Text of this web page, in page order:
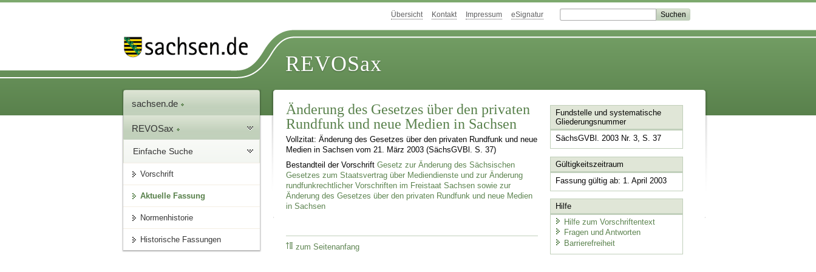
Übersicht Kontakt Impressum eSignatur
REVOSax
sachsen.de
REVOSax
Einfache Suche
Vorschrift
Aktuelle Fassung
Normenhistorie
Historische Fassungen
Änderung des Gesetzes über den privaten
Rundfunk und neue Medien in Sachsen
Vollzitat: Änderung des Gesetzes über den privaten Rundfunk und neue
Medien in Sachsen vom 21. März 2003 (SächsGVBl. S. 37)
Bestandteil der VorschriftGesetz zur Änderung des Sächsischen
Gesetzes zum Staatsvertrag über Mediendienste und zur Änderung
rundfunkrechtlicher Vorschriften im Freistaat Sachsen sowie zur
Änderung des Gesetzes über den privaten Rundfunk und neue Medien
in Sachsen
zum Seitenanfang
Fundstelle und systematische
Gliederungsnummer
SächsGVBl. 2003 Nr. 3, S. 37
Gültigkeitszeitraum
Fassung gültig ab: 1. April 2003
Hilfe
Hilfe zum Vorschriftentext
Fragen und Antworten
Barrierefreiheit